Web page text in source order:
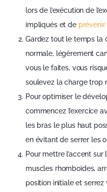
lors de l’exécution de
impliqués et de
Gardez tout le temps la
normale, légèrement
vous le faites, vous
soulevez la charge trop
Pour optimiser le
commencez l’exercice
les bras le plus haut
en évitant de serrer les
Pour mettre l’accent
muscles rhomboïdes,
position initiale et serrez